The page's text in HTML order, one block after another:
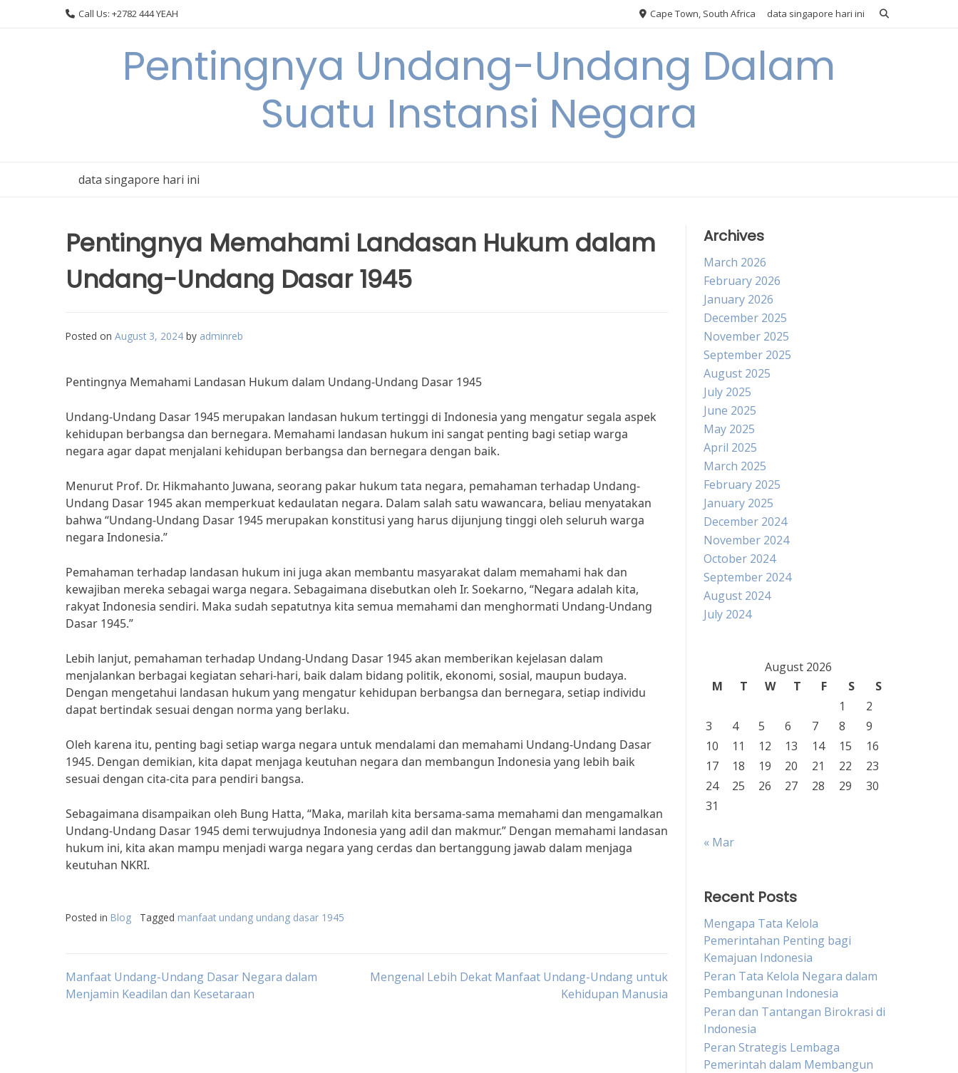
Call Us: +2782 444 YEAH Cape Town, South Africa data singapore hari ini
Pentingnya Undang-Undang Dalam
Suatu Instansi Negara
data singapore hari ini
Pentingnya Memahami Landasan Hukum dalam
Undang-Undang Dasar 1945
Posted on August 3, 2024 by adminreb
Pentingnya Memahami Landasan Hukum dalam Undang-Undang Dasar 1945
Undang-Undang Dasar 1945 merupakan landasan hukum tertinggi di Indonesia yang mengatur segala aspek
kehidupan berbangsa dan bernegara. Memahami landasan hukum ini sangat penting bagi setiap warga
negara agar dapat menjalani kehidupan berbangsa dan bernegara dengan baik.
Menurut Prof. Dr. Hikmahanto Juwana, seorang pakar hukum tata negara, pemahaman terhadap Undang-
Undang Dasar 1945 akan memperkuat kedaulatan negara. Dalam salah satu wawancara, beliau menyatakan
bahwa “Undang-Undang Dasar 1945 merupakan konstitusi yang harus dijunjung tinggi oleh seluruh warga
negara Indonesia.”
Pemahaman terhadap landasan hukum ini juga akan membantu masyarakat dalam memahami hak dan
kewajiban mereka sebagai warga negara. Sebagaimana disebutkan oleh Ir. Soekarno, “Negara adalah kita,
rakyat Indonesia sendiri. Maka sudah sepatutnya kita semua memahami dan menghormati Undang-Undang
Dasar 1945.”
Lebih lanjut, pemahaman terhadap Undang-Undang Dasar 1945 akan memberikan kejelasan dalam
menjalankan berbagai kegiatan sehari-hari, baik dalam bidang politik, ekonomi, sosial, maupun budaya.
Dengan mengetahui landasan hukum yang mengatur kehidupan berbangsa dan bernegara, setiap individu
dapat bertindak sesuai dengan norma yang berlaku.
Oleh karena itu, penting bagi setiap warga negara untuk mendalami dan memahami Undang-Undang Dasar
1945. Dengan demikian, kita dapat menjaga keutuhan negara dan membangun Indonesia yang lebih baik
sesuai dengan cita-cita para pendiri bangsa.
Sebagaimana disampaikan oleh Bung Hatta, “Maka, marilah kita bersama-sama memahami dan mengamalkan
Undang-Undang Dasar 1945 demi terwujudnya Indonesia yang adil dan makmur.” Dengan memahami landasan
hukum ini, kita akan mampu menjadi warga negara yang cerdas dan bertanggung jawab dalam menjaga
keutuhan NKRI.
Posted in Blog Tagged manfaat undang undang dasar 1945
Post
Manfaat Undang-Undang Dasar Negara dalam
Menjamin Keadilan dan Kesetaraan
Mengenal Lebih Dekat Manfaat Undang-Undang untuk
Kehidupan Manusia
Archives
March 2026
February 2026
January 2026
December 2025
November 2025
September 2025
August 2025
July 2025
June 2025
May 2025
April 2025
March 2025
February 2025
January 2025
December 2024
November 2024
October 2024
September 2024
August 2024
July 2024
August 2026
M
T W T F S
S
1
2
3
4 5 6 7 8
9
10
11 12 13 14 15
16
17
18 19 20 21 22
23
24
25 26 27 28 29
30
31
« Mar
Recent Posts
Mengapa Tata Kelola
Pemerintahan Penting bagi
Kemajuan Indonesia
Peran Tata Kelola Negara dalam
Pembangunan Indonesia
Peran dan Tantangan Birokrasi di
Indonesia
Peran Strategis Lembaga
Pemerintah dalam Membangun